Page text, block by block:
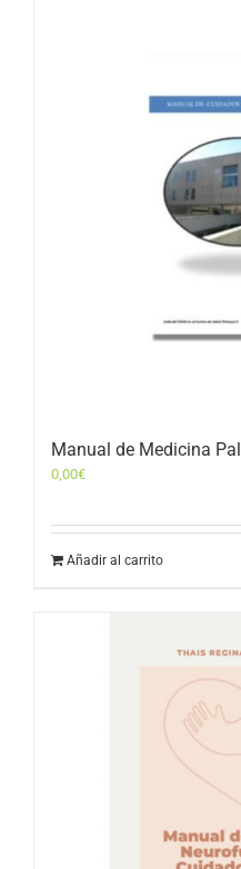
Manual de Medicina
0,00€
Añadir al carrito